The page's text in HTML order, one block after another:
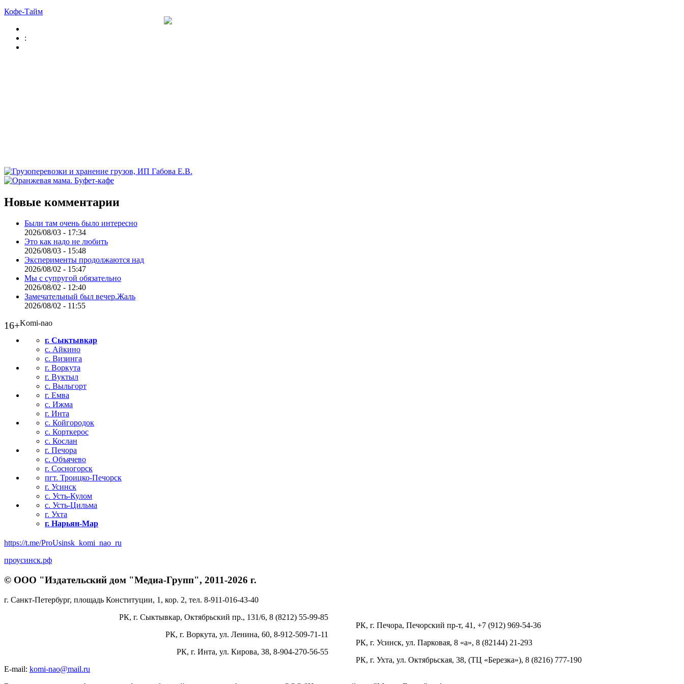
Кофе-Тайм
:
Новые комментарии
Были там очень было интересно
2026/08/03 - 17:34
Это как надо не любить
2026/08/03 - 15:48
Эксперименты продолжаются над
2026/08/02 - 15:47
Мы с супругой обязательно
2026/08/02 - 12:40
Замечательный был вечер.Жаль
2026/08/02 - 11:55
16+Komi-nao
г. Сыктывкар
с. Айкино
с. Визинга
г. Воркута
г. Вуктыл
с. Выльгорт
г. Емва
с. Ижма
г. Инта
с. Койгородок
с. Корткерос
с. Кослан
г. Печора
с. Объячево
г. Сосногорск
пгт. Троицко-Печорск
г. Усинск
с. Усть-Кулом
с. Усть-Цильма
г. Ухта
г. Нарьян-Мар
https://t.me/ProUsinsk_komi_nao_ru
проусинск.рф
© ООО "Издательский дом "Медиа-Групп", 2011-2026 г.
г. Санкт-Петербург, площадь Конституции, 1, кор. 2, тел. 8-911-016-43-40
РК, г. Печора, Печорский пр-т, 41, +7 (912) 969-54-36
РК, г. Усинск, ул. Парковая, 8 «а», 8 (82144) 21-293
РК, г. Ухта, ул. Октябрьская, 38, (ТЦ «Березка»), 8 (8216) 777-190
РК, г. Сыктывкар, Октябрьский пр., 131/6, 8 (8212) 55-99-85
РК, г. Воркута, ул. Ленина, 60, 8-912-509-71-11
РК, г. Инта, ул. Кирова, 38, 8-904-270-56-55
E-mail: komi-nao@mail.ru